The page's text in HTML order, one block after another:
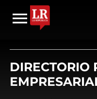
DIRECTORIO